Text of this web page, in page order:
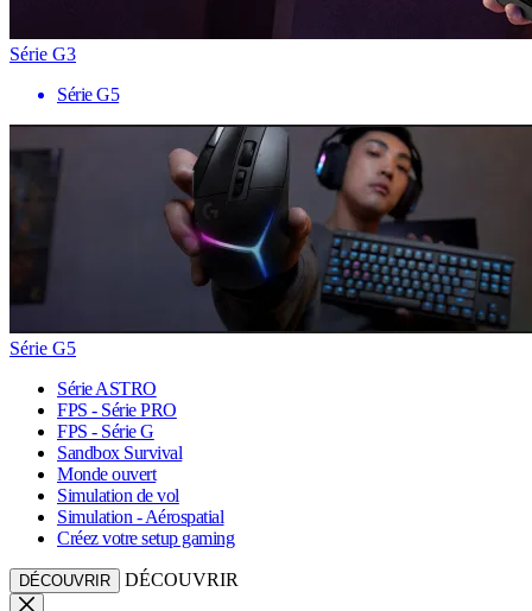
Série G3
Série G5
Série G5
Série ASTRO
FPS - Série PRO
FPS - Série G
Sandbox Survival
Monde ouvert
Simulation de vol
Simulation - Aérospatial
Créez votre setup gaming
DÉCOUVRIR DÉCOUVRIR